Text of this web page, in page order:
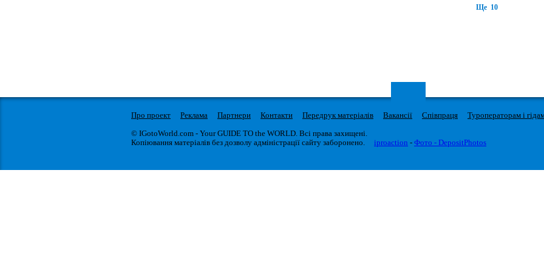
Ще 10
Про проект Реклама Партнери Контакти Передрук матеріалів Вакансії Співпраця Туроператорам і
© IGotoWorld.com - Your GUIDE TO the WORLD. Всі права захищені.
Копіювання матеріалів без дозволу адміністрації сайту заборонено.
iproaction - Фото - DepositPhotos